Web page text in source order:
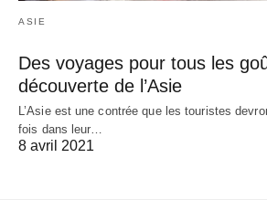
ASIE
Des voyages pour tous les
découverte de l’Asie
L’Asie est une contrée que les touristes
fois dans leur…
8 avril 2021